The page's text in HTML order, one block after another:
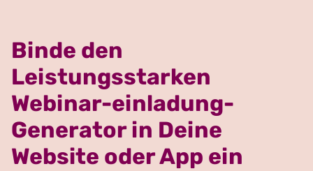
Binde den
Leistungsstarken
Webinar-einladung-
Generator in Deine
Website oder App ein